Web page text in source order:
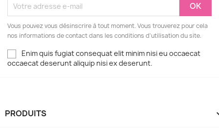
Vous pouvez vous désinscrire à tout moment. Vous trouverez pour cela
nos informations de contact dans les conditions d'utilisation du site.
Enim quis fugiat consequat elit minim nisi eu occaecat
occaecat deserunt aliquip nisi ex deserunt.
PRODUITS